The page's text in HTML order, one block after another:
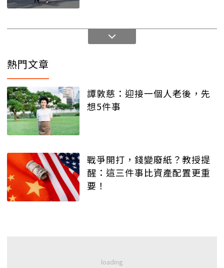
熱門文章
譚敦慈：迎接一個人老後，先
想5件事
戰爭開打，錢變廢紙？教授提
醒：這三件事比資產配置更重
要！